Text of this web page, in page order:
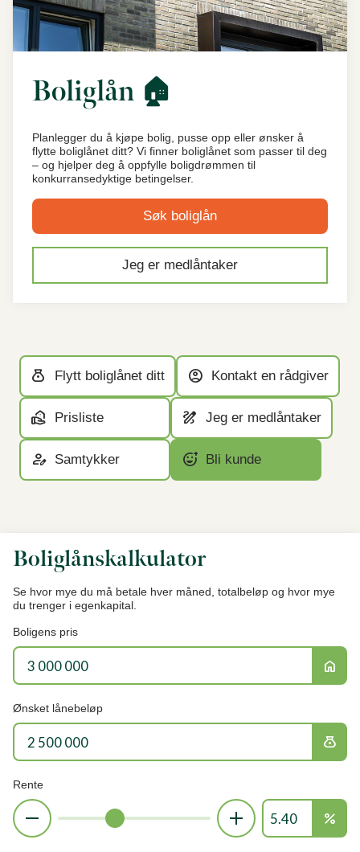
Boliglån 🏠
Planlegger du å kjøpe bolig, pusse opp eller ønsker å
flytte boliglånet ditt? Vi finner boliglånet som passer til deg
– og hjelper deg å oppfylle boligdrømmen til
konkurransedyktige betingelser.
Jeg er medlåntaker
Søk boliglån
Flytt boliglånet ditt
money_bag Kontakt en rådgiver
account_circle
Prisliste
real_estate_agent Jeg er medlåntaker
draw
Samtykker
person_edit Bli kunde
add_reaction
Boliglånskalkulator
Se hvor mye du må betale hver måned, totalbeløp og hvor mye
du trenger i egenkapital.
Boligens pris
home
Ønsket lånebeløp
money_bag
Rente
percent